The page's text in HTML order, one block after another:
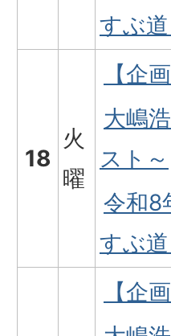
すぶ道
18
火
曜
【企
大嶋
スト～
令和8
すぶ道
【企